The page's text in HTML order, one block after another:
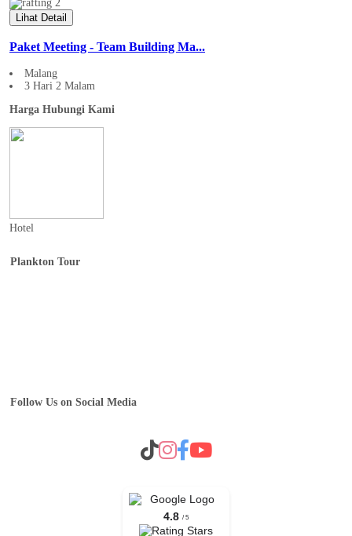
Lihat Detail
Paket Meeting - Team Building Ma...
Malang
3 Hari 2 Malam
Harga Hubungi Kami
Hotel
Plankton Tour
Follow Us on Social Media
4.8 / 5